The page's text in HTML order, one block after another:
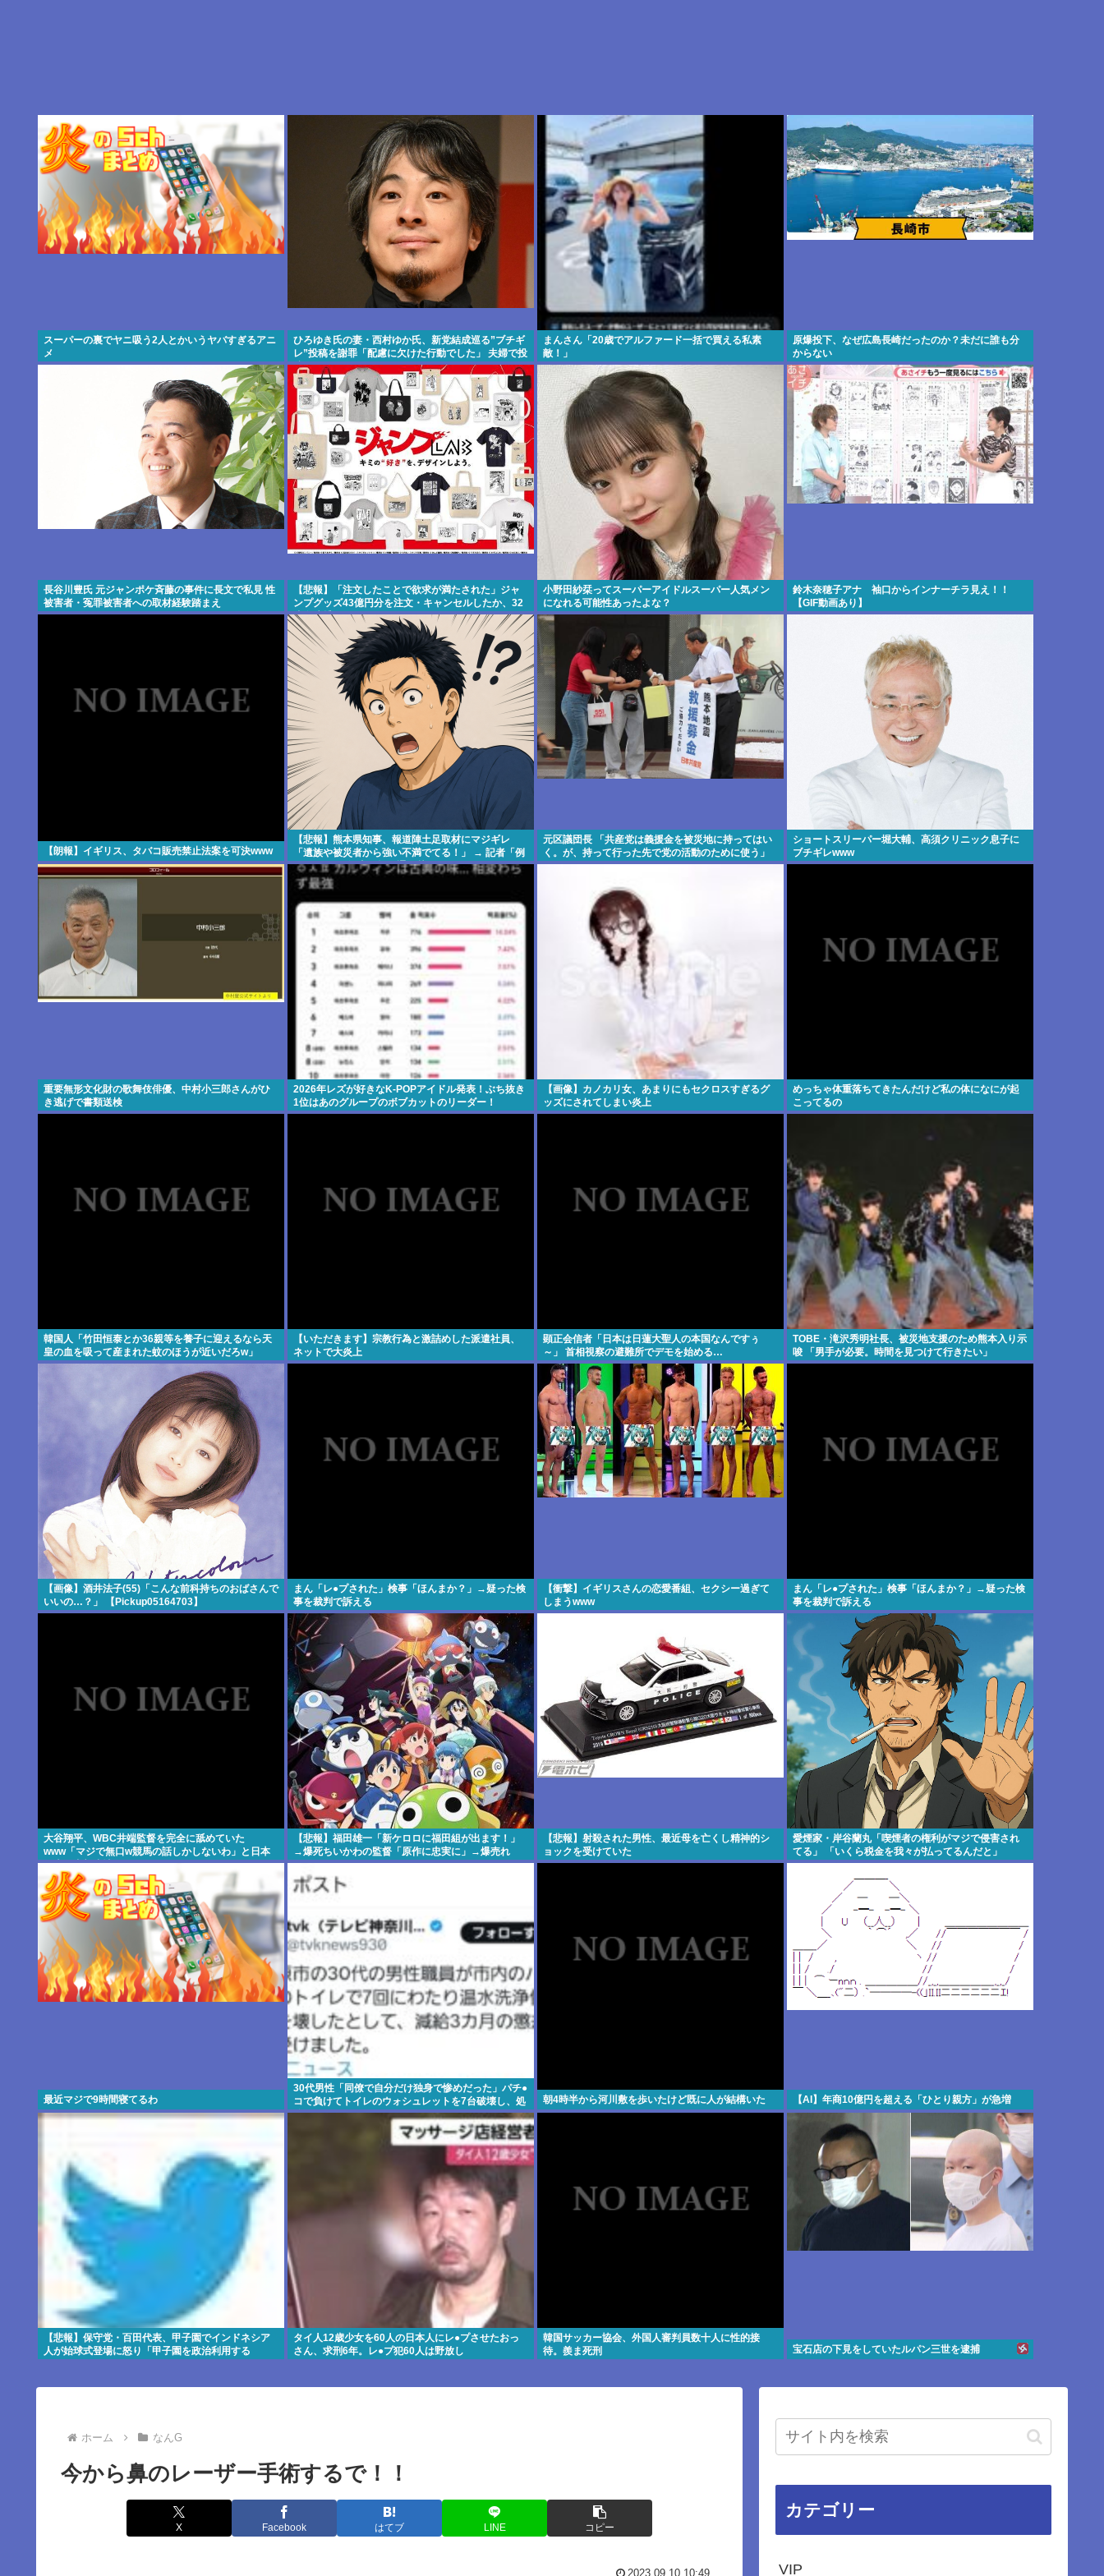
スーパーの裏でヤニ吸う2人とかいうヤバすぎるアニ
メ
ひろゆき氏の妻・西村ゆか氏、新党結成巡る”ブチギ
レ”投稿を謝罪「配慮に欠けた行動でした」 夫婦で投
稿
まんさん「20歳でアルファード一括で買える私素
敵！」
原爆投下、なぜ広島長崎だったのか？未だに誰も分
からない
長谷川豊氏 元ジャンポケ斉藤の事件に長文で私見 性
被害者・冤罪被害者への取材経験踏まえ
【悲報】「注文したことで欲求が満たされた」ジャ
ンプグッズ43億円分を注文・キャンセルしたか、32
歳女逮捕
小野田紗栞ってスーパーアイドルスーパー人気メン
になれる可能性あったよな？
鈴木奈穂子アナ 袖口からインナーチラ見え！！
【GIF動画あり】
【朗報】イギリス、タバコ販売禁止法案を可決www
【悲報】熊本県知事、報道陣土足取材にマジギレ
「遺族や被災者から強い不満でてる！」 → 記者「例
えば？」 → 知事、怒り通り越して呆れてしまう
………
元区議団長 「共産党は義援金を被災地に持ってはい
く。が、持って行った先で党の活動のために使う」
ショートスリーパー堀大輔、高須クリニック息子に
ブチギレwww
重要無形文化財の歌舞伎俳優、中村小三郎さんがひ
き逃げで書類送検
2026年レズが好きなK-POPアイドル発表！ぶち抜き
1位はあのグループのボブカットのリーダー！
【画像】カノカリ女、あまりにもセクロスすぎるグ
ッズにされてしまい炎上
wxwxwxwxwxwxwxwxxxwx
めっちゃ体重落ちてきたんだけど私の体になにが起
こってるの
韓国人「竹田恒泰とか36親等を養子に迎えるなら天
皇の血を吸って産まれた蚊のほうが近いだろw」
【いただきます】宗教行為と激詰めした派遣社員、
ネットで大炎上
顕正会信者「日本は日蓮大聖人の本国なんですぅ
～」 首相視察の避難所でデモを始める…
TOBE・滝沢秀明社長、被災地支援のため熊本入り示
唆 「男手が必要。時間を見つけて行きたい」
【画像】酒井法子(55)「こんな前科持ちのおばさんで
いいの…？」 【Pickup05164703】
まん「レ●プされた」検事「ほんまか？」→疑った検
事を裁判で訴える
【衝撃】イギリスさんの恋愛番組、セクシー過ぎて
しまうwww
まん「レ●プされた」検事「ほんまか？」→疑った検
事を裁判で訴える
大谷翔平、WBC井端監督を完全に舐めていた
www「マジで無口w競馬の話しかしないわ」と日本
代表は内部崩壊
【悲報】福田雄一「新ケロロに福田組が出ます！」
→爆死ちいかわの監督「原作に忠実に」→爆売れ
【悲報】射殺された男性、最近母を亡くし精神的シ
ョックを受けていた
愛煙家・岸谷蘭丸「喫煙者の権利がマジで侵害され
てる」 「いくら税金を我々が払ってるんだと」
最近マジで9時間寝てるわ
30代男性「同僚で自分だけ独身で惨めだった」パチ●
コで負けてトイレのウォシュレットを7台破壊し、処
分
朝4時半から河川敷を歩いたけど既に人が結構いた 【AI】年商10億円を超える「ひとり親方」が急増
【悲報】保守党・百田代表、甲子園でインドネシア
人が始球式登場に怒り「甲子園を政治利用する
タイ人12歳少女を60人の日本人にレ●プさせたおっ
さん、求刑6年。レ●プ犯60人は野放し
韓国サッカー協会、外国人審判員数十人に性的接
待。羨ま死刑
宝石店の下見をしていたルパン三世を逮捕
ホーム なんG
今から鼻のレーザー手術するで！！
X Facebook はてブ LINE コピー
2023.09.10 10:49
カテゴリー
VIP